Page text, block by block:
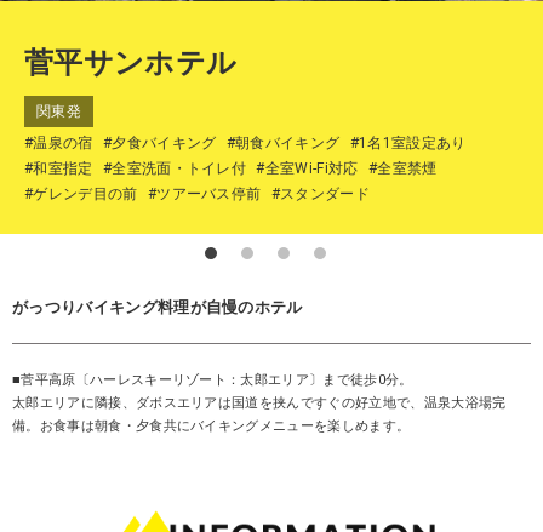
菅平サンホテル
関東発
#温泉の宿
#夕食バイキング #朝食バイキング
#1名1室設定あり
#和室指定
#全室洗面・トイレ付 #全室Wi-Fi対応
#全室禁煙
#ゲレンデ目の前
#ツアーバス停前 #スタンダード
がっつりバイキング料理が自慢のホテル
■菅平高原〔ハーレスキーリゾート：太郎エリア〕まで徒歩0分。
太郎エリアに隣接、ダボスエリアは国道を挟んですぐの好立地で、温泉大浴場完
備。お食事は朝食・夕食共にバイキングメニューを楽しめます。